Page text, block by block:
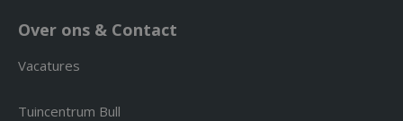
Over ons & Contact
Vacatures
Tuincentrum Bull